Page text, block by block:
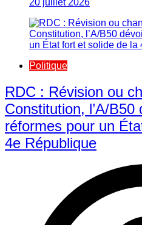
20 juillet 2026
Politique
RDC : Révision ou
Constitution, l’A/B50
réformes pour un
4e République